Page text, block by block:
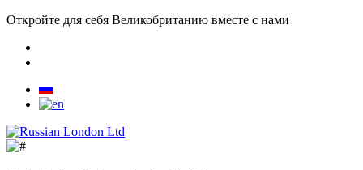
Откройте для себя Великобританию вместе с нами